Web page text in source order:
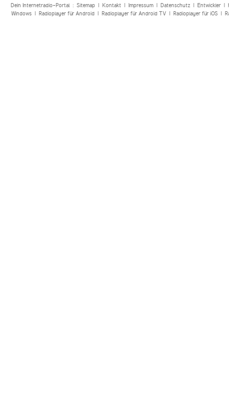
Dein Internetradio-Portal : Sitemap| Kontakt| Impressum| Datenschutz| Entwickler|
Windows| Radioplayer für Android| Radioplayer für Android TV| Radioplayer für iOS|